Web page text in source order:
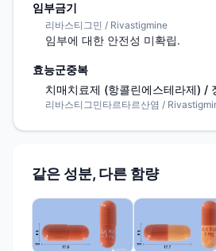
임부금기
리바스티그민 / Rivastigmine
임부에 대한 안전성 미확립.
효능군중복
치매치료제 (항콜린에스테라제) /
리바스티그민타르타르산염 /
같은 성분, 다른 함량